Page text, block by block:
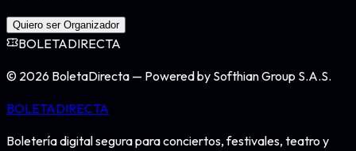
Quiero ser Organizador
BOLETADIRECTA
© 2026 BoletaDirecta — Powered by Softhian Group S.A.S.
BOLETADIRECTA
Boletería digital segura para conciertos, festivales, teatro y